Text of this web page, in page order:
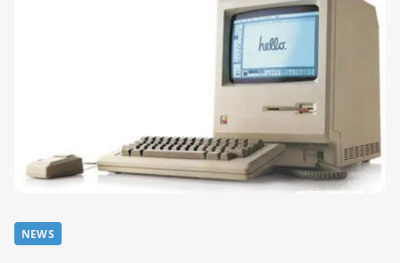
NEWS